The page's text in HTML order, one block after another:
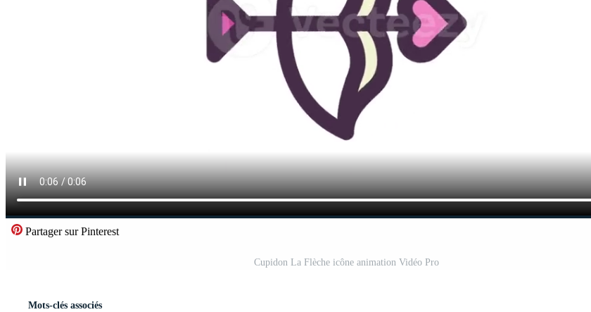
Partager sur Pinterest
Cupidon La Flèche icône animation Vidéo Pro
Mots-clés associés